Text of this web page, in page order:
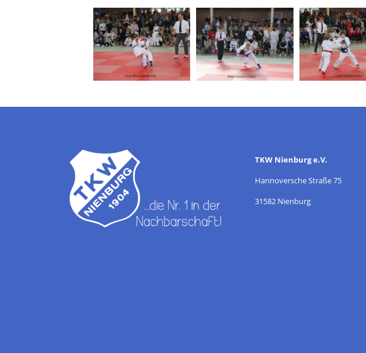
TKW Nienburg e.V.
Hannoversche Straße 75
31582 Nienburg